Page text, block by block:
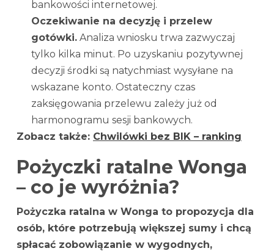
bankowości internetowej.
Oczekiwanie na decyzję i przelew
gotówki. Analiza wniosku trwa zazwyczaj
tylko kilka minut. Po uzyskaniu pozytywnej
decyzji środki są natychmiast wysyłane na
wskazane konto. Ostateczny czas
zaksięgowania przelewu zależy już od
harmonogramu sesji bankowych.
Zobacz także: Chwilówki bez BIK – ranking
Pożyczki ratalne Wonga
– co je wyróżnia?
Pożyczka ratalna w Wonga to propozycja dla
osób, które potrzebują większej sumy i chcą
spłacać zobowiązanie w wygodnych,